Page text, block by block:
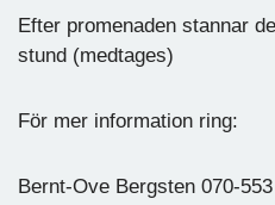
Efter promenaden stannar
stund (medtages)
För mer information ring:
Bernt-Ove Bergsten 070-